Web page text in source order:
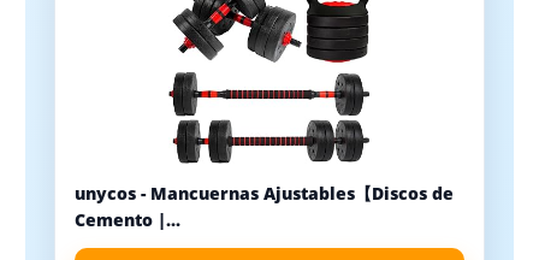
unycos - Mancuernas Ajustables【Discos de
Cemento |...